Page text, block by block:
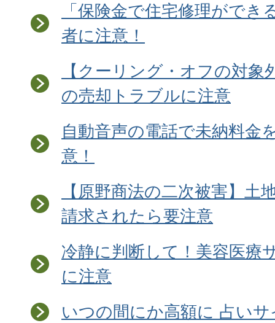
「保険金で住宅修理ができ
者に注意！
【クーリング・オフの対象
の売却トラブルに注意
自動音声の電話で未納料金
意！
【原野商法の二次被害】土
請求されたら要注意
冷静に判断して！美容医療
に注意
いつの間にか高額に 占い